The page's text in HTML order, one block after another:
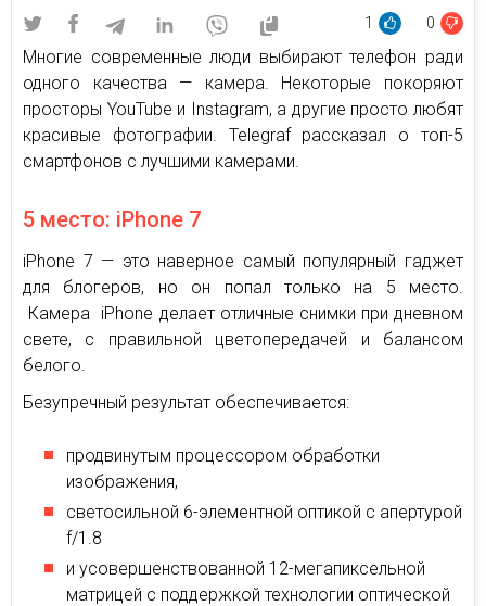
1 0
Многие современные люди выбирают телефон ради
одного качества — камера. Некоторые покоряют
просторы YouTube и Instagram, а другие просто любят
красивые фотографии. Telegraf рассказал о топ-5
смартфонов с лучшими камерами.
5 место: iPhone 7
iPhone 7 — это наверное самый популярный гаджет
для блогеров, но он попал только на 5 место.
Камера iPhone делает отличные снимки при дневном
свете, с правильной цветопередачей и балансом
белого.
Безупречный результат обеспечивается:
продвинутым процессором обработки
изображения,
светосильной 6-элементной оптикой с апертурой
f/1.8
и усовершенствованной 12-мегапиксельной
матрицей с поддержкой технологии оптической